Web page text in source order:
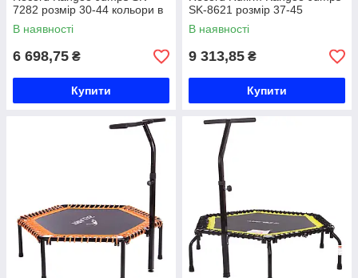
7282 розмір 30-44 кольори в
асортименті Код SK-7282
В наявності
6 698,75 ₴
Купити
SK-8621 розмір 37-45
кольори в асортименті Код
SK-8621
В наявності
9 313,85 ₴
Купити